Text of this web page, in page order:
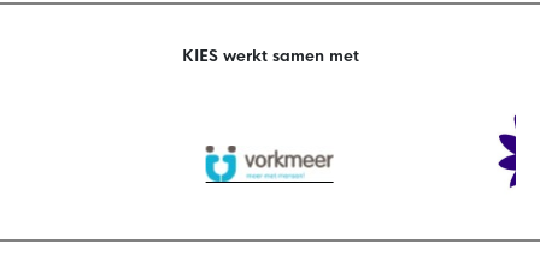
KIES werkt samen met